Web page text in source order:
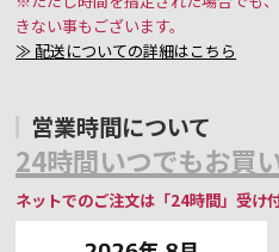
きない事もございます。
≫ 配送についての詳細はこちら
営業時間について
24時間いつでもお買
ネットでのご注文は「24時間」受け